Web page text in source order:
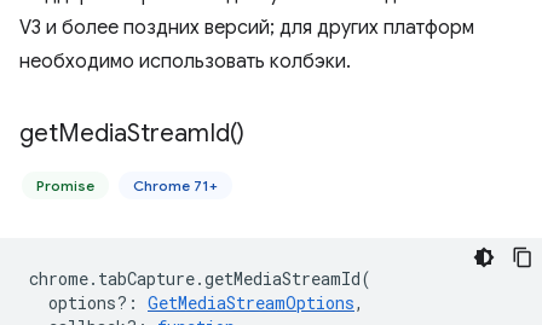
V3 и более поздних версий; для других платформ
необходимо использовать колбэки.
getMediaStreamId()
Promise Chrome 71+
chrome. tabCapture.getMediaStreamId(
options? : GetMediaStreamOptions,